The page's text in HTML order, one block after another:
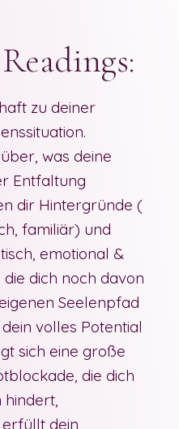
zu deiner
was deine
Entfaltung
dir Hintergründe (
familiär) und
emotional &
, die dich noch davon
Seelenpfad
volles Potential
sich eine große
die dich
dein